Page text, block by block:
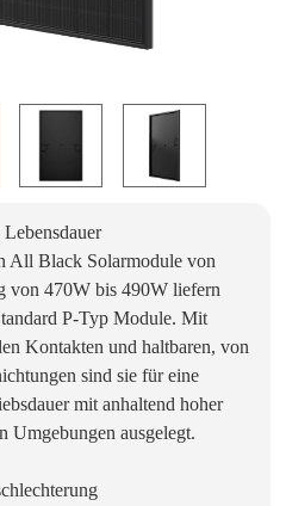
All Black Solarmodule von
von 470W bis 490W liefern
P-Typ Module. Mit
Kontakten und haltbaren, von
sind sie für eine
mit anhaltend hoher
Umgebungen ausgelegt.